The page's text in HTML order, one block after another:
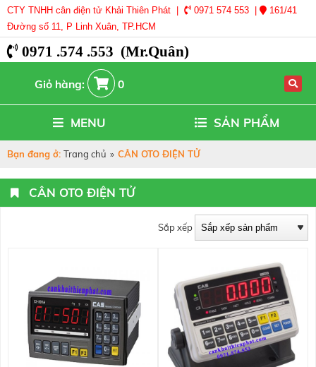
CTY TNHH cân điện tử Khải Thiên Phát | 0971 574 553 |
161/41
Đường số 11, P Linh Xuân, TP.HCM
0971 .574 .553 (Mr.Quân)
Giỏ hàng: 0
MENU SẢN PHẨM
Bạn đang ở: Trang chủ » CÂN OTO ĐIỆN TỬ
CÂN OTO ĐIỆN TỬ
Sắp xếp